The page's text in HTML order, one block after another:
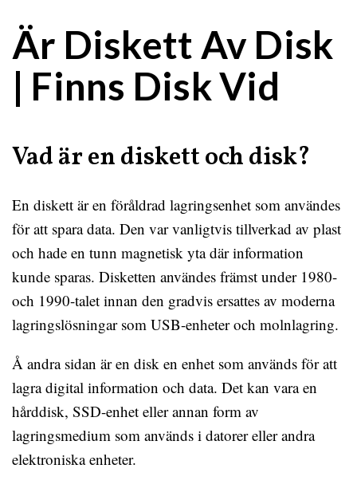
Är Diskett Av Disk
| Finns Disk Vid
Vad är en diskett och disk?
En diskett är en föråldrad lagringsenhet som användes
för att spara data. Den var vanligtvis tillverkad av plast
och hade en tunn magnetisk yta där information
kunde sparas. Disketten användes främst under 1980-
och 1990-talet innan den gradvis ersattes av moderna
lagringslösningar som USB-enheter och molnlagring.
Å andra sidan är en disk en enhet som används för att
lagra digital information och data. Det kan vara en
hårddisk, SSD-enhet eller annan form av
lagringsmedium som används i datorer eller andra
elektroniska enheter.